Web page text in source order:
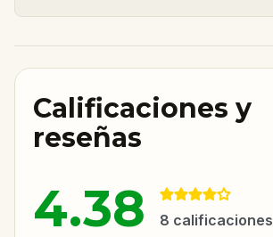
Calificaciones y
reseñas
4.38 8 calificaciones